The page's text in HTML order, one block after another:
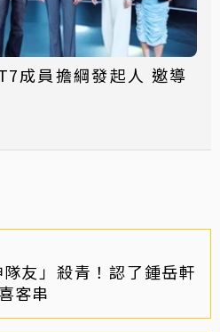
成員擔綱發起人 邀導
友」殺青！認了鍾岳軒
客串